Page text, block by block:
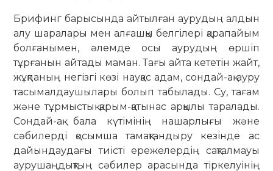
Брифинг барысында айтылған ау­рудың алдын
алу шаралары мен алғашқы белгілері қарапайым
бол­ға­нымен, әлемде осы аурудың өр­шіп
тұрғанын айтады маман. Тағы айта кететін жайт,
жұқпаның негізгі көзі науқас адам, сондай-ақ ауру
та­сымалдаушылары болып та­бы­лады. Су, тағам
және тұрмыс­тық қарым-қатынас арқылы таралады.
Сондай-ақ бала күтімінің нашарлығы және
сәбилерді қосымша тамақтандыру кезінде ас
дайындаудағы тиісті ере­желердің сақталмауы
аурушаң­дықтың сәбилер арасында тіркелуінің